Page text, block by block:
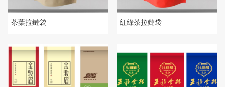
茶葉拉鏈袋 紅綠茶拉鏈袋